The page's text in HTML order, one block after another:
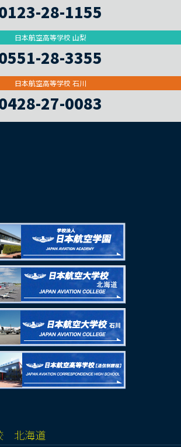
28-1155
日本航空高等学校 山梨
28-3355
日本航空高等学校 石川
27-0083
北海道